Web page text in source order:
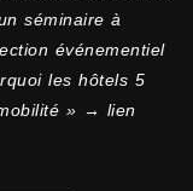
séminaire à
événementiel
les hôtels 5
» → lien